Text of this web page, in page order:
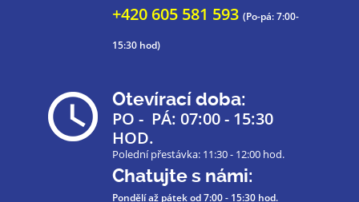
+420 605 581 593 (Po-pá: 7:00-
15:30 hod)
Otevírací doba:
PO - PÁ: 07:00 - 15:30
HOD.
Polední přestávka: 11:30 - 12:00 hod.
Chatujte s námi:
Pondělí až pátekod 7:00 - 15:30 hod.